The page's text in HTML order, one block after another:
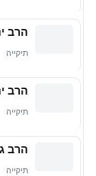
הרב
תיקייה
הרב
תיקייה
הרב גד
תיקייה